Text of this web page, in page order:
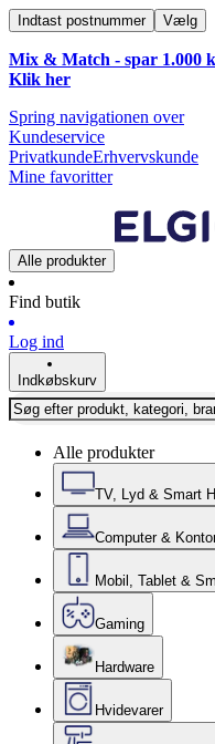
Indtast postnummer Vælg
Mix & Match - spar 1.000
Klik her
Spring navigationen over
Kundeservice
PrivatkundeErhvervskunde
Mine favoritter
Alle produkter
Find butik
Log ind
Indkøbskurv
Alle produkter
TV, Lyd & Smart
Computer &
Mobil, Tablet &
Gaming
Hardware
Hvidevarer